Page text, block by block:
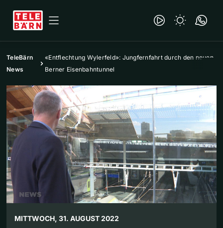
TeleBärn
News
«Entflechtung Wylerfeld»: Jungfernfahrt durch den neuen
Berner Eisenbahntunnel
MITTWOCH, 31. AUGUST 2022